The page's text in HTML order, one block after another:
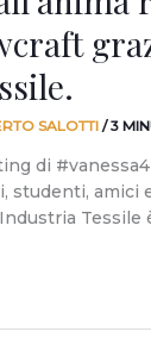
SALOTTI/3
di
studenti, amici
Tessile